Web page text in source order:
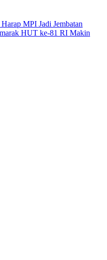
MPI Jadi Jembatan
HUT ke-81 RI Makin